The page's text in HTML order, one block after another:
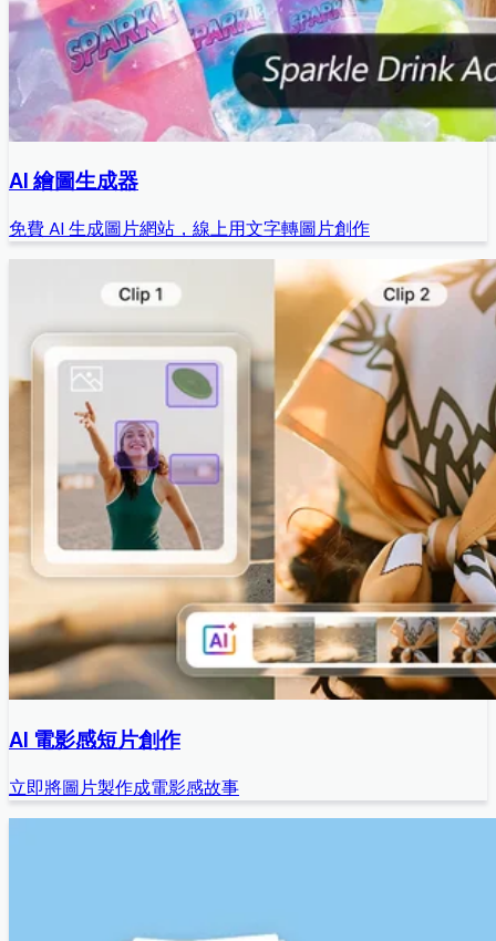
AI 繪圖生成器
免費 AI 生成圖片網站，線上用文字轉圖片創作
AI 電影感短片創作
立即將圖片製作成電影感故事